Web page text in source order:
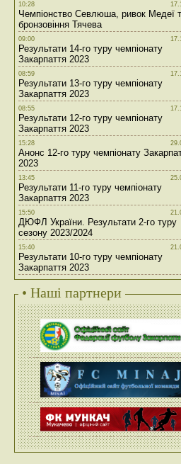
10:28
Чемпіонство Севлюша, ривок Медеї
бронзовіння Тячева
09:00
Результати 14-го туру чемпіонату
Закарпаття 2023
08:59
Результати 13-го туру чемпіонату
Закарпаття 2023
08:55
Результати 12-го туру чемпіонату
Закарпаття 2023
15:28
Анонс 12-го туру чемпіонату
2023
13:45
Результати 11-го туру чемпіонату
Закарпаття 2023
15:50
ДЮФЛ України. Результати 2-го туру
сезону 2023/2024
15:40
Результати 10-го туру чемпіонату
Закарпаття 2023
• Наші партнери